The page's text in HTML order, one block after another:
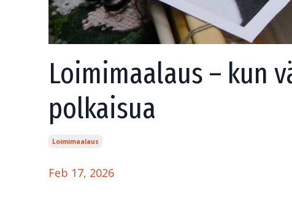
Loimimaalaus – kun
polkaisua
Loimimaalaus
Feb 17, 2026